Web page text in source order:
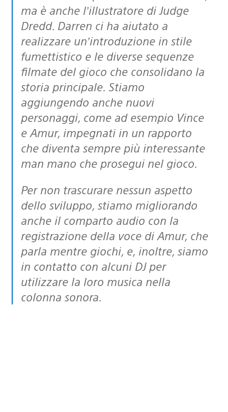
ma è anche l’illustratore di Judge
Dredd. Darren ci ha aiutato a
realizzare un’introduzione in stile
fumettistico e le diverse sequenze
filmate del gioco che consolidano la
storia principale. Stiamo
aggiungendo anche nuovi
personaggi, come ad esempio Vince
e Amur, impegnati in un rapporto
che diventa sempre più interessante
man mano che prosegui nel gioco.
Per non trascurare nessun aspetto
dello sviluppo, stiamo migliorando
anche il comparto audio con la
registrazione della voce di Amur, che
parla mentre giochi, e, inoltre, siamo
in contatto con alcuni DJ per
utilizzare la loro musica nella
colonna sonora.